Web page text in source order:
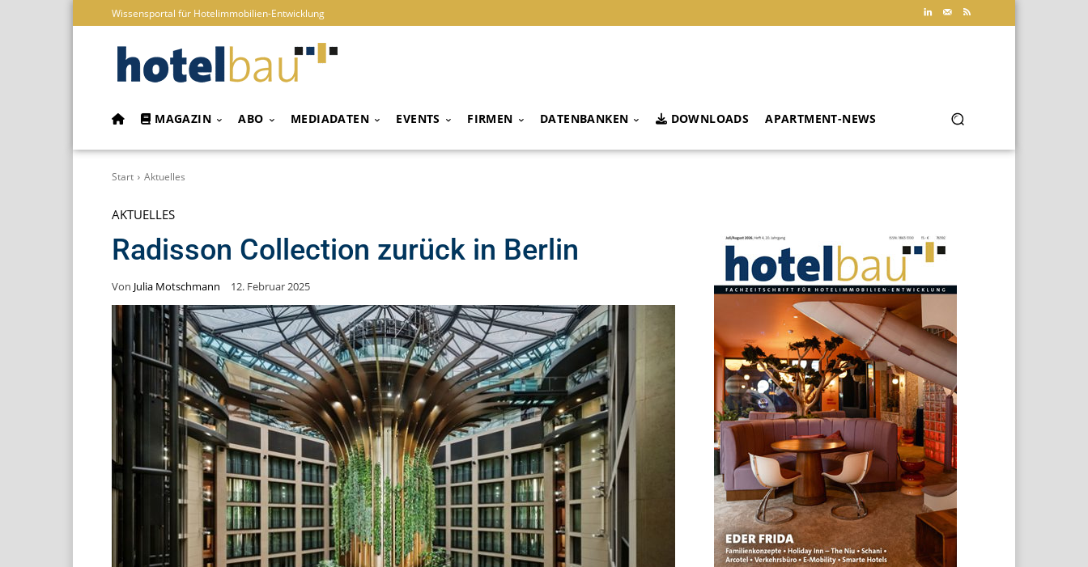
Wissensportal für Hotelimmobilien-Entwicklung
MAGAZIN ABO MEDIADATEN EVENTS FIRMEN DATENBANKEN DOWNLOADS APARTMENT-NEWS
Start Aktuelles
AKTUELLES
Radisson Collection zurück in Berlin
Von Julia Motschmann 12. Februar 2025